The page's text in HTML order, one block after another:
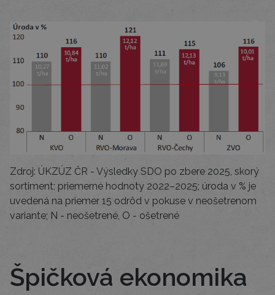
Zdroj: ÚKZÚZ ČR - Výsledky SDO po zbere 2025, skorý
sortiment; priemerné hodnoty 2022–2025; úroda v % je
uvedená na priemer 15 odrôd v pokuse v neošetrenom
variante; N - neošetrené, O - ošetrené
Špičková ekonomika